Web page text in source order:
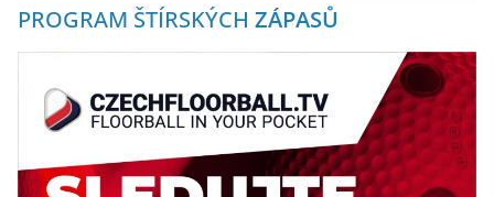
PROGRAM ŠTÍRSKÝCH ZÁPASŮ